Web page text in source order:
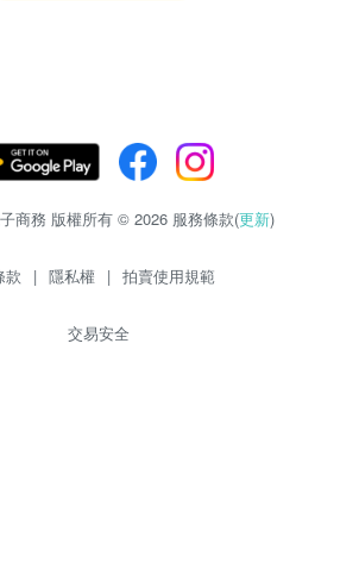
商務 版權所有 © 2026 服務條款(更新)
款 | 隱私權 | 拍賣使用規範
交易安全